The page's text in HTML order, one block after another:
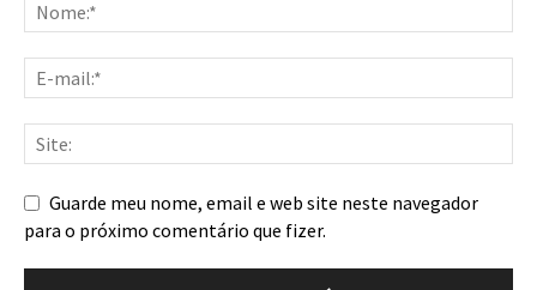
Guarde meu nome, email e web site neste navegador
para o próximo comentário que fizer.